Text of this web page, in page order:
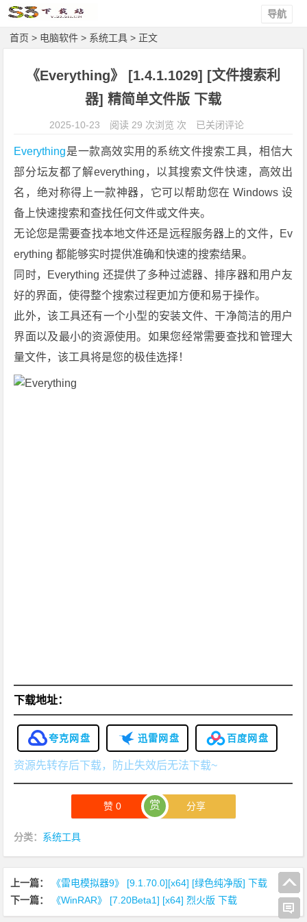
导航
首页 > 电脑软件 > 系统工具 > 正文
《Everything》 [1.4.1.1029] [文件搜索利
器] 精简单文件版 下载
2025-10-23 阅读 29 次浏览 次
《E
e
r
y
t
h
n
g》
[1.
4.
1.
已关闭评论
Everything是一款高效实用的系统文件搜索工具，相信大
部分坛友都了解everything，以其搜索文件快速，高效出
名，绝对称得上一款神器，它可以帮助您在 Windows 设
备上快速搜索和查找任何文件或文件夹。
无论您是需要查找本地文件还是远程服务器上的文件，Ev
erything 都能够实时提供准确和快速的搜索结果。
同时，Everything 还提供了多种过滤器、排序器和用户友
好的界面，使得整个搜索过程更加方便和易于操作。
此外，该工具还有一个小型的安装文件、干净简洁的用户
界面以及最小的资源使用。如果您经常需要查找和管理大
量文件，该工具将是您的极佳选择！
下载地址：
夸克网盘 迅雷网盘 百度网盘
资源先转存后下载，防止失效后无法下载~
赞0 赏 分享
分类： 系统工具
上一篇：
《雷电模拟器9》 [9.1.70.0][x64] [绿色纯净版] 下载
下一篇：
《WinRAR》 [7.20Beta1] [x64] 烈火版 下载